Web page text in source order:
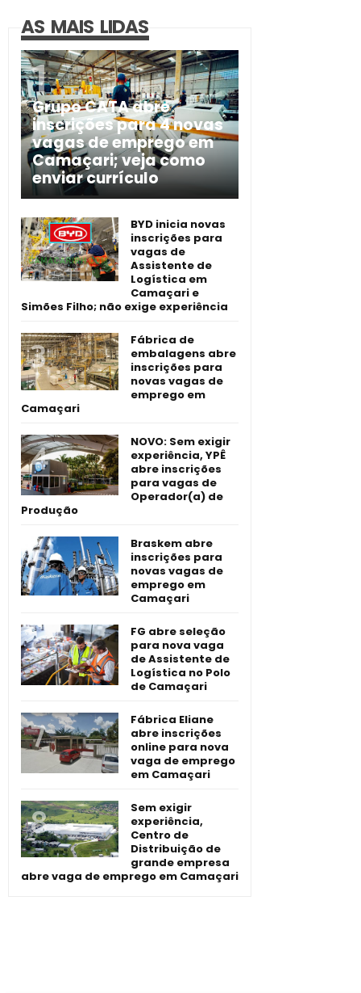
AS MAIS LIDAS
Grupo CATA abre
inscrições para 4 novas
vagas de emprego em
Camaçari; veja como
enviar currículo
BYD inicia novas
inscrições para
vagas de
Assistente de
Logística em
Camaçari e
Simões Filho; não exige experiência
Fábrica de
embalagens abre
inscrições para
novas vagas de
emprego em
Camaçari
NOVO: Sem exigir
experiência, YPÊ
abre inscrições
para vagas de
Operador(a) de
Produção
Braskem abre
inscrições para
novas vagas de
emprego em
Camaçari
FG abre seleção
para nova vaga
de Assistente de
Logística no Polo
de Camaçari
Fábrica Eliane
abre inscrições
online para nova
vaga de emprego
em Camaçari
Sem exigir
experiência,
Centro de
Distribuição de
grande empresa
abre vaga de emprego em Camaçari